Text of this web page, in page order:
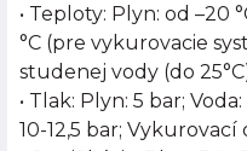
• Teploty: Plyn: od –20
°C (pre vykurovacie
studenej vody (do
• Tlak: Plyn: 5 bar;
10-12,5 bar; Vykurovací